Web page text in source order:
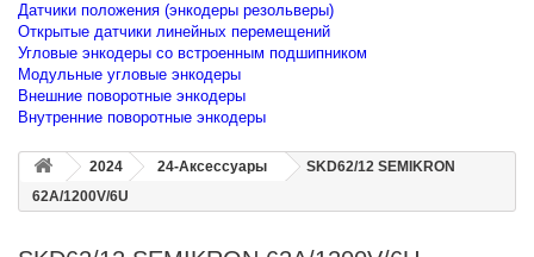
Датчики положения (энкодеры резольверы)
Открытые датчики линейных перемещений
Угловые энкодеры со встроенным подшипником
Модульные угловые энкодеры
Внешние поворотные энкодеры
Внутренние поворотные энкодеры
2024 24-Аксессуары
SKD62/12 SEMIKRON
62A/1200V/6U